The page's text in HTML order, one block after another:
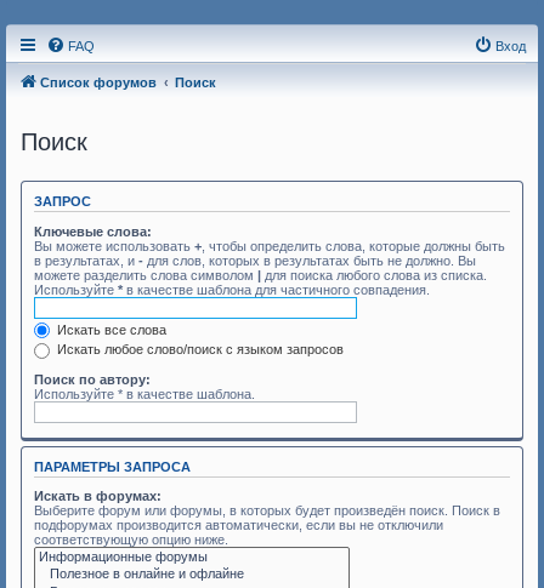
FAQ Вход
Список форумов Поиск
Поиск
ЗАПРОС
Ключевые слова:
Вы можете использовать + , чтобы определить слова, которые должны быть
в результатах, и - для слов, которых в результатах быть не должно. Вы
можете разделить слова символом | для поиска любого слова из списка.
Используйте * в качестве шаблона для частичного совпадения.
Искать все слова
Искать любое слово/поиск с языком запросов
Поиск по автору:
Используйте * в качестве шаблона.
ПАРАМЕТРЫ ЗАПРОСА
Искать в форумах:
Выберите форум или форумы, в которых будет произведён поиск. Поиск в
подфорумах производится автоматически, если вы не отключили
соответствующую опцию ниже.